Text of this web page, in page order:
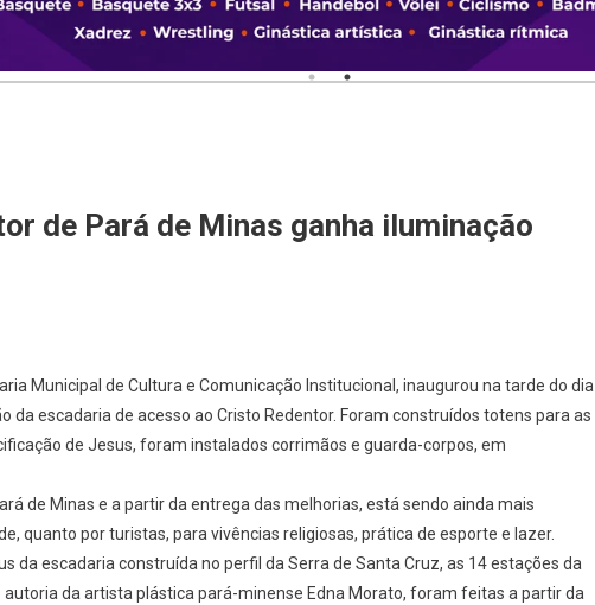
de Pará de Minas ganha iluminação
Municipal de Cultura e Comunicação Institucional, inaugurou na tarde do dia
da escadaria de acesso ao Cristo Redentor. Foram construídos totens para as
de Jesus, foram instalados corrimãos e guarda-corpos, em
de Minas e a partir da entrega das melhorias, está sendo ainda mais
quanto por turistas, para vivências religiosas, prática de esporte e lazer.
da escadaria construída no perfil da Serra de Santa Cruz, as 14 estações da
da artista plástica pará-minense Edna Morato, foram feitas a partir da